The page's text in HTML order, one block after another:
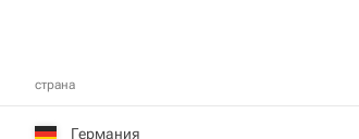
страна
Германия